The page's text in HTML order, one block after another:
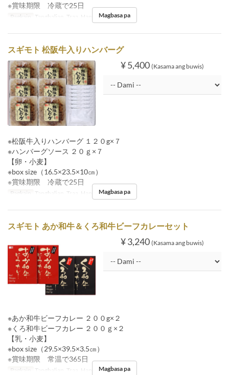
※賞味期限 冷蔵で25日
Pagkain Tanghalian, Tsaa, HapunanMagbasa pa
スギモト 松阪牛入りハンバーグ
¥ 5,400 (Kasama ang buwis)
※松阪牛入りハンバーグ １２０g×７
※ハンバーグソース ２０ｇ×７
【卵・小麦】
※box size（16.5×23.5×10㎝）
※賞味期限 冷蔵で25日
Pagkain Tanghalian, Tsaa, HapunanMagbasa pa
スギモト あか和牛＆くろ和牛ビーフカレーセット
¥ 3,240 (Kasama ang buwis)
※あか和牛ビーフカレー ２００g×２
※くろ和牛ビーフカレー ２００ｇ×２
【乳・小麦】
※box size（29.5×39.5×3.5㎝）
※賞味期限 常温で365日
Pagkain Tanghalian, Tsaa, HapunanMagbasa pa